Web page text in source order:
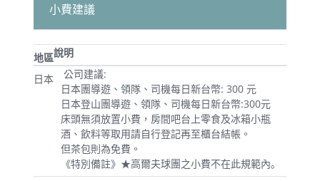
小費建議
地區說明
日本
公司建議:
日本團導遊、領隊、司機每日新台幣: 300 元
日本登山團導遊、領隊、司機每日新台幣:300元
床頭無須放置小費，房間吧台上零食及冰箱小瓶
酒、飲料等取用請自行登記再至櫃台結帳。
但茶包則為免費。
《特別備註》★高爾夫球團之小費不在此規範內｡